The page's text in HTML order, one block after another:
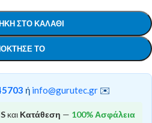
ΣΤΟ ΚΑΛΆΘΙ
ΤΟ
ή info@gurutec.gr ✉️
και Κατάθεση — 100% Ασφάλεια